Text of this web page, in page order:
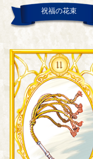
祝福の花束